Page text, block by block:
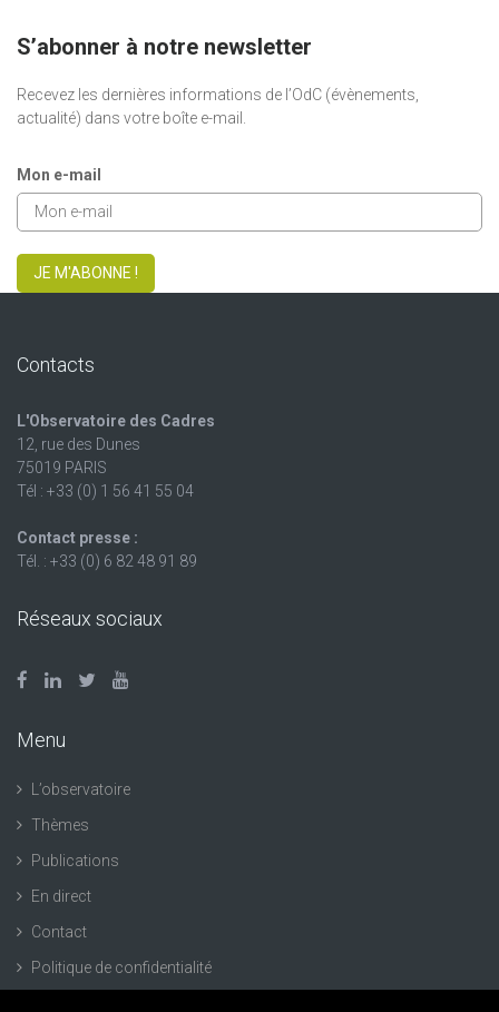
S’abonner à notre newsletter
Recevez les dernières informations de l’OdC (évènements,
actualité) dans votre boîte e-mail.
Mon e-mail
JE M'ABONNE !
Contacts
L'Observatoire des Cadres
12, rue des Dunes
75019 PARIS
Tél : +33 (0) 1 56 41 55 04
Contact presse :
Tél. : +33 (0) 6 82 48 91 89
Réseaux sociaux
Menu
L’observatoire
Thèmes
Publications
En direct
Contact
Politique de confidentialité